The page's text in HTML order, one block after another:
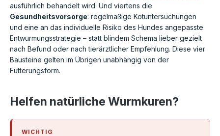
ausführlich behandelt wird. Und viertens die
Gesundheitsvorsorge: regelmäßige Kotuntersuchungen
und eine an das individuelle Risiko des Hundes angepasste
Entwurmungsstrategie – statt blindem Schema lieber gezielt
nach Befund oder nach tierärztlicher Empfehlung. Diese vier
Bausteine gelten im Übrigen unabhängig von der
Fütterungsform.
Helfen natürliche Wurmkuren?
WICHTIG